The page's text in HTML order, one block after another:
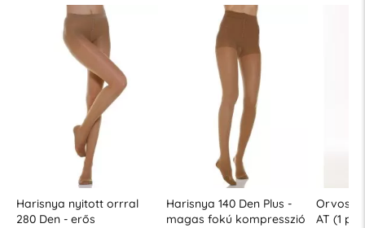
Harisnya nyitott orrral
280 Den - erős
Harisnya 140 Den Plus -
magas fokú kompresszió
Orvosi
AT (1